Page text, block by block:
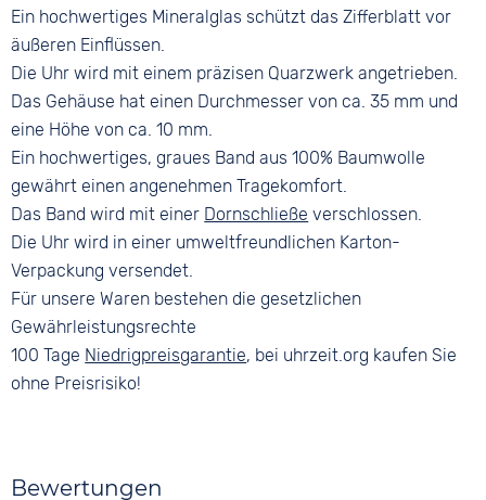
Ein hochwertiges Mineralglas schützt das Zifferblatt vor
äußeren Einflüssen.
Die Uhr wird mit einem präzisen Quarzwerk angetrieben.
Das Gehäuse hat einen Durchmesser von ca. 35 mm und
eine Höhe von ca. 10 mm.
Ein hochwertiges, graues Band aus 100% Baumwolle
gewährt einen angenehmen Tragekomfort.
Das Band wird mit einer Dornschließe verschlossen.
Die Uhr wird in einer umweltfreundlichen Karton-
Verpackung versendet.
Für unsere Waren bestehen die gesetzlichen
Gewährleistungsrechte
100 Tage Niedrigpreisgarantie, bei uhrzeit.org kaufen Sie
ohne Preisrisiko!
Bewertungen